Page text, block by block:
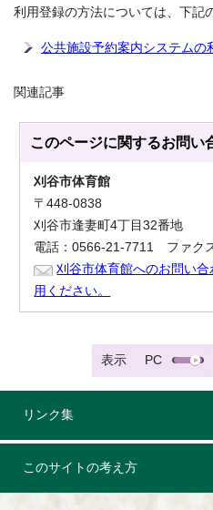
利用登録の方法については、下記
公共施設予約案内システムの
関連記事
このページに関するお問い
刈谷市体育館
〒448-0838
刈谷市逢妻町4丁目32番地
電話：0566-21-7711 ファク
刈谷市体育館へのお問い
用ください。
表示 PC
リンク集
このサイトの考え方